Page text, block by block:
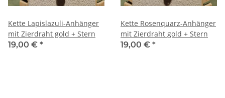
Kette Lapislazuli-Anhänger
mit Zierdraht gold + Stern
19,00 € *
Kette Rosenquarz-Anhänger
mit Zierdraht gold + Stern
19,00 € *